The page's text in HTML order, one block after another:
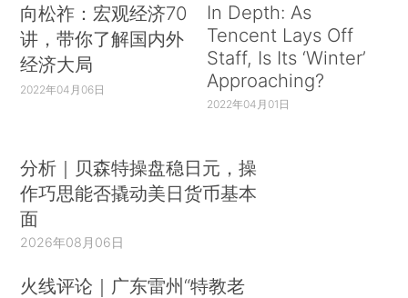
向松祚：宏观经济70
讲，带你了解国内外
经济大局
2022年04月06日
In Depth: As
Tencent Lays Off
Staff, Is Its ‘Winter’
Approaching?
2022年04月01日
分析｜贝森特操盘稳日元，操
作巧思能否撬动美日货币基本
面
2026年08月06日
火线评论｜广东雷州“特教老